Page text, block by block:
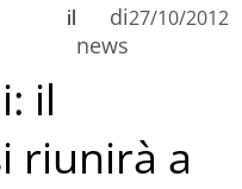
di
news
il 27/10/2012
il
riunirà a